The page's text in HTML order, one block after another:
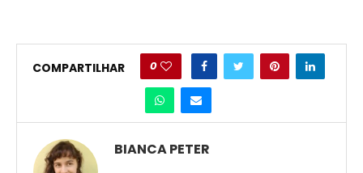
COMPARTILHAR 0
BIANCA PETER